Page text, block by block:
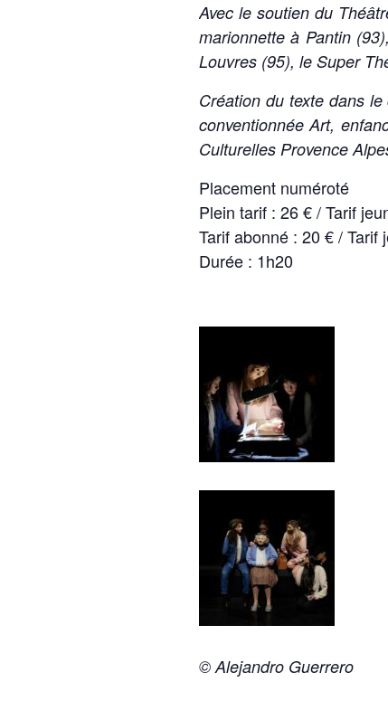
Avec le soutien du
marionnette à Pantin
Louvres (95), le Super
Création du texte dans
conventionnée Art,
Culturelles Provence
Placement numéroté
Plein tarif : 26 € / Tarif
Tarif abonné : 20 € / Tarif
Durée : 1h20
© Alejandro Guerrero